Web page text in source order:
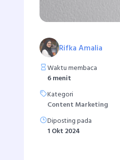
Rifka Amalia
Waktu membaca
6 menit
Kategori
Content Marketing
Diposting pada
1 Okt 2024